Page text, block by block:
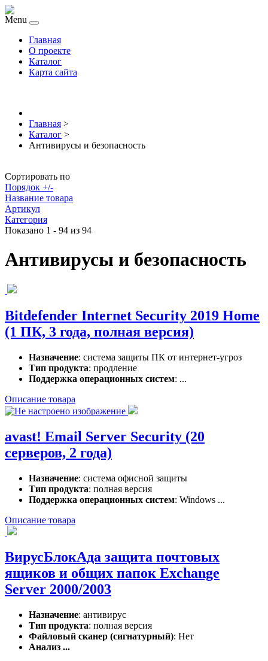
Menu
Главная
О проекте
Каталог
Карта сайта
Главная >
Каталог >
Антивирусы и безопасность
Сортировать по
Порядок +/-
Название товара
Артикул
Категория
Показано 1 - 94 из 94
Антивирусы и безопасность
Bitdefender Internet Security 2019 Home
(1 ПК, 3 года, полная версия)
Назначение: система защиты ПК от интернет-угроз
Тип продукта: продление
Поддержка операционных систем: ...
Описание товара
avast! Email Server Security (20
серверов, 2 года)
Назначение: система офисной защиты
Тип продукта: полная версия
Поддержка операционных систем: Windows ...
Описание товара
ВирусБлокАда защита почтовых
ящиков и общих папок Exchange
Server 2000/2003
Назначение: антивирус
Тип продукта: полная версия
Файловый сканер (сигнатурный): Нет
Анализ ...